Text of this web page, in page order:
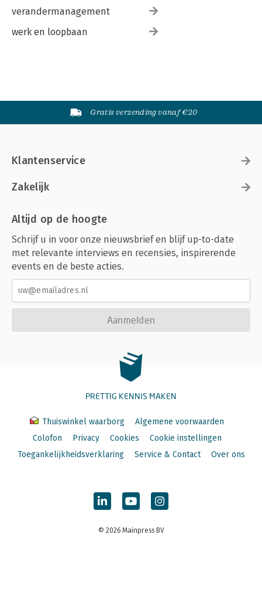
verandermanagement
werk en loopbaan
Gratis verzending vanaf €20
Klantenservice
Zakelijk
Altijd op de hoogte
Schrijf u in voor onze nieuwsbrief en blijf up-to-date
met relevante interviews en recensies, inspirerende
events en de beste acties.
Aanmelden
PRETTIG KENNIS MAKEN
Thuiswinkel waarborg
Algemene voorwaarden
Colofon
Privacy Cookies
Cookie instellingen
Toegankelijkheidsverklaring
Service & Contact Over ons
© 2026 Mainpress BV